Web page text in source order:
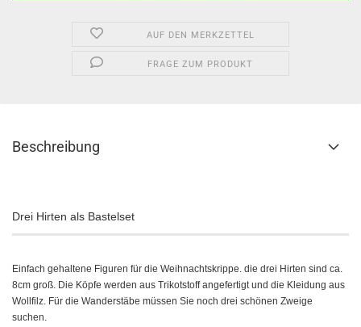
AUF DEN MERKZETTEL
FRAGE ZUM PRODUKT
Beschreibung
Drei Hirten als Bastelset
Einfach gehaltene Figuren für die Weihnachtskrippe. die drei Hirten sind ca.
8cm groß. Die Köpfe werden aus Trikotstoff angefertigt und die Kleidung aus
Wollfilz. Für die Wanderstäbe müssen Sie noch drei schönen Zweige
suchen.